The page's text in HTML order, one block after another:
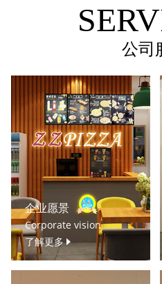
公司
企业愿景
Corporate vision
了解更多